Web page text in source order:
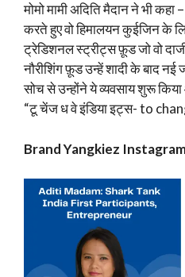
मोमो मामी अदिति मैदान ने भी
करते हुए वो हिमालयन कुईजिन के
ट्रेडिशनल स्ट्रीट्स फ़ूड जो वो
नौरीशिंग फ़ूड उन्हें शादी के बाद
सोच से उन्होंने ये व्यवसाय शुरू
“टू चेंज ध वे इंडिया इट्स- to
Brand Yangkiez